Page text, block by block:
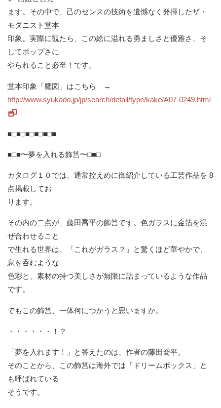
ます。その中で、己のセンスの技術を遺憾なく発揮したザ・
モダニスト堂本
印象。実際に観たら、この絵に溢れる勇ましさと優雅さ、そ
してポップさに
やられること必至！です。
堂本印象「鷹図」はこちら →
http://www.syukado.jp/jp/search/detail/type/kake/A07-0249.html
■□■□■□■□■□■
■□■〜夢を入れる飾筥〜□■□
カタログ１０では、通常控えめに御紹介している工芸作品を 8
点掲載してお
ります。
その内の二点が、藤田喬平の飾筥です。色ガラスに金箔を混
ぜ合わせること
で生れる世界は、「これがガラス？」と驚くほど華やかで、
息を呑むような
色彩と、素材の持つ美しさが無限に詰まっているような作品
です。
でもこの飾筥、一体何につかうと思いますか。
・・・・・・！？
「夢を入れます！」と答えたのは、作者の藤田喬平。
そのことから、この飾筥は海外では「ドリームボックス」と
も呼ばれている
そうです。